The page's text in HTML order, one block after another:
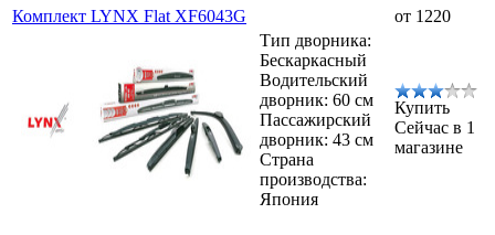
Комплект LYNX Flat XF6043G
от 1220
Тип дворника:
Бескаркасный
Водительский
дворник: 60 см
Пассажирский
дворник: 43 см
Страна
производства:
Япония
Купить
Сейчас в 1
магазине